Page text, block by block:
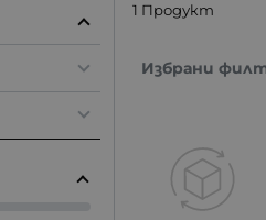
1 Продукт
Избрани